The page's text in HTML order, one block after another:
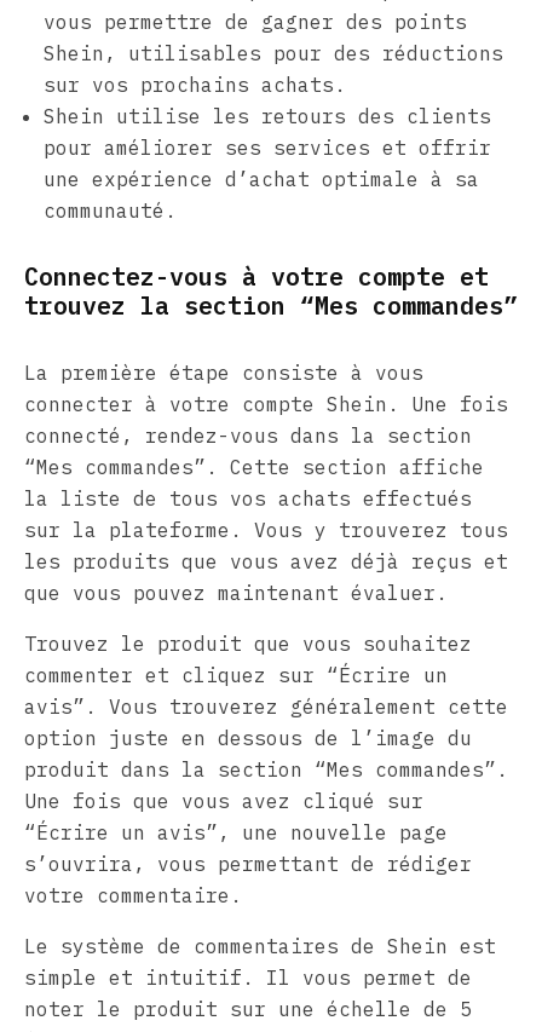
vous permettre de gagner des points
Shein, utilisables pour des réductions
sur vos prochains achats.
Shein utilise les retours des clients
pour améliorer ses services et offrir
une expérience d’achat optimale à sa
communauté.
Connectez-vous à votre compte et
trouvez la section “Mes commandes”
La première étape consiste à vous
connecter à votre compte Shein. Une fois
connecté, rendez-vous dans la section
“Mes commandes”. Cette section affiche
la liste de tous vos achats effectués
sur la plateforme. Vous y trouverez tous
les produits que vous avez déjà reçus et
que vous pouvez maintenant évaluer.
Trouvez le produit que vous souhaitez
commenter et cliquez sur “Écrire un
avis”. Vous trouverez généralement cette
option juste en dessous de l’image du
produit dans la section “Mes commandes”.
Une fois que vous avez cliqué sur
“Écrire un avis”, une nouvelle page
s’ouvrira, vous permettant de rédiger
votre commentaire.
Le système de commentaires de Shein est
simple et intuitif. Il vous permet de
noter le produit sur une échelle de 5